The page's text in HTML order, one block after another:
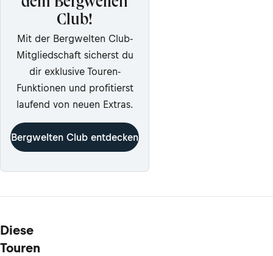
dem Bergwelten
Club!
Mit der Bergwelten Club-
Mitgliedschaft sicherst du
dir exklusive Touren-
Funktionen und profitierst
laufend von neuen Extras.
Bergwelten Club entdecken
Diese
Touren